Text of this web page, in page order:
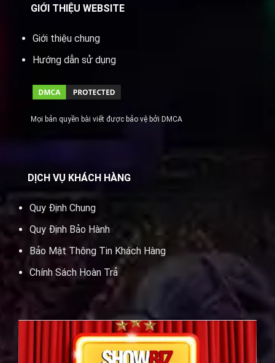
GIỚI THIỆU WEBSITE
Giới thiệu chung
Hướng dẫn sử dụng
Mọi bản quyền bài viết được bảo vệ bởi DMCA
DỊCH VỤ KHÁCH HÀNG
Quy Định Chung
Quy Định Bảo Hành
Bảo Mật Thông Tin Khách Hàng
Chính Sách Hoàn Trả